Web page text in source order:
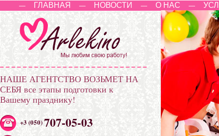
— ГЛАВНАЯ — НОВОСТИ — О НАС —
НАШЕ АГЕНТСТВО ВОЗЬМЕТ НА
СЕБЯ все этапы подготовки к
Вашему празднику!
+3 (050)707-05-03